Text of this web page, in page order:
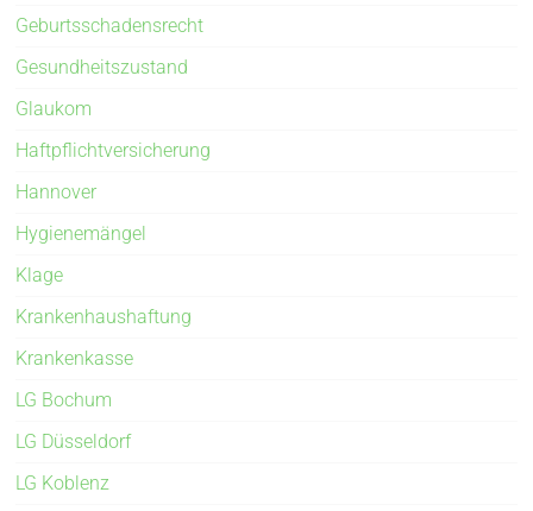
Geburtsschadensrecht
Gesundheitszustand
Glaukom
Haftpflichtversicherung
Hannover
Hygienemängel
Klage
Krankenhaushaftung
Krankenkasse
LG Bochum
LG Düsseldorf
LG Koblenz